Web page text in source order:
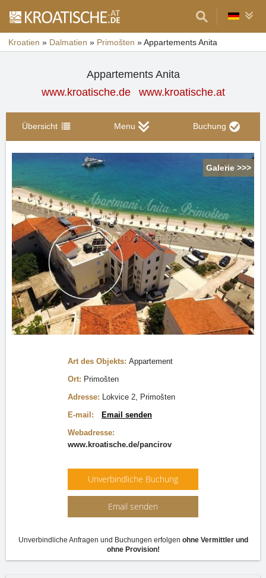
Kroatien » Dalmatien » Primošten »Appartements Anita
Appartements Anita
www.kroatische.de
www.kroatische.at
Übersicht Menu Buchung
Galerie >>>
Art des Objekts: Appartement
Ort: Primošten
Adresse: Lokvice 2, Primošten
E-mail:
Email senden
Webadresse:
www.kroatische.de/pancirov
Unverbindliche Buchung
Email senden
Unverbindliche Anfragen und Buchungen erfolgen ohne Vermittler und
ohne Provision!